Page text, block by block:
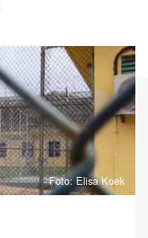
Foto: Elisa Koek